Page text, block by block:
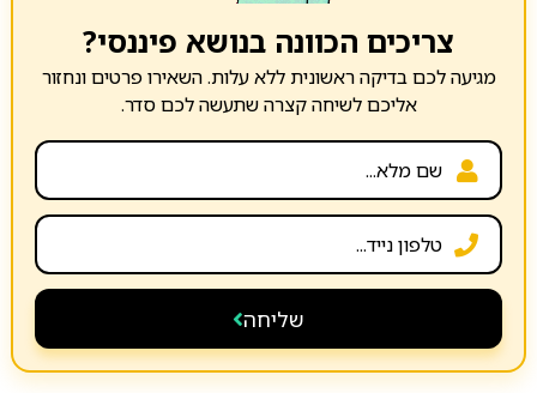
צריכים הכוונה בנושא פיננסי?
מגיעה לכם בדיקה ראשונית ללא עלות. השאירו פרטים ונחזור
אליכם לשיחה קצרה שתעשה לכם סדר.
שליחה